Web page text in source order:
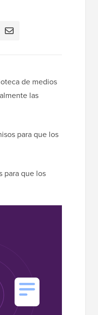
de medios
las
para que los
para que los